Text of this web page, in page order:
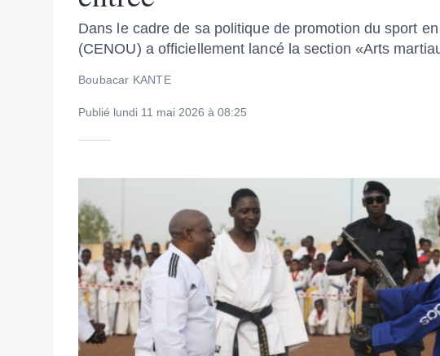
Dans le cadre de sa politique de promotion du sport
(CENOU) a officiellement lancé la section «Arts
Boubacar KANTE
Publié lundi 11 mai 2026 à 08:25